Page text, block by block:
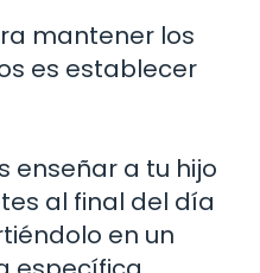
mantener los
es establecer
enseñar a tu hijo
al final del día
en un